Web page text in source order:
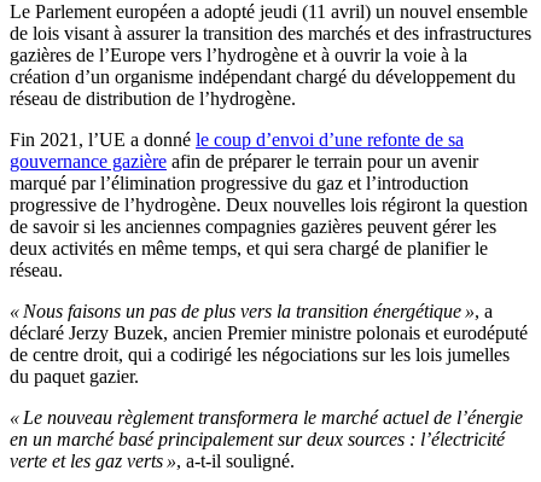
Le Parlement européen a adopté jeudi (11 avril) un nouvel ensemble
de lois visant à assurer la transition des marchés et des infrastructures
gazières de l’Europe vers l’hydrogène et à ouvrir la voie à la
création d’un organisme indépendant chargé du développement du
réseau de distribution de l’hydrogène.
Fin 2021, l’UE a donné le coup d’envoi d’une refonte de sa
gouvernance gazière afin de préparer le terrain pour un avenir
marqué par l’élimination progressive du gaz et l’introduction
progressive de l’hydrogène. Deux nouvelles lois régiront la question
de savoir si les anciennes compagnies gazières peuvent gérer les
deux activités en même temps, et qui sera chargé de planifier le
réseau.
« Nous faisons un pas de plus vers la transition énergétique », a
déclaré Jerzy Buzek, ancien Premier ministre polonais et eurodéputé
de centre droit, qui a codirigé les négociations sur les lois jumelles
du paquet gazier.
« Le nouveau règlement transformera le marché actuel de l’énergie
en un marché basé principalement sur deux sources : l’électricité
verte et les gaz verts », a-t-il souligné.